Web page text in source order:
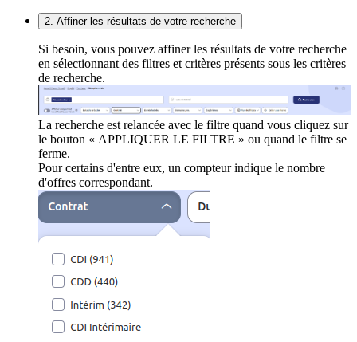
2. Affiner les résultats de votre recherche
Si besoin, vous pouvez affiner les résultats de votre recherche
en sélectionnant des filtres et critères présents sous les critères
de recherche.
La recherche est relancée avec le filtre quand vous cliquez sur
le bouton « APPLIQUER LE FILTRE » ou quand le filtre se
ferme.
Pour certains d'entre eux, un compteur indique le nombre
d'offres correspondant.